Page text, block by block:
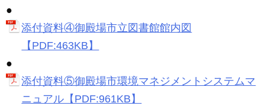
●
添付資料④御殿場市立図書館館内図
【PDF:463KB】
●
添付資料⑤御殿場市環境マネジメントシステムマ
ニュアル【PDF:961KB】